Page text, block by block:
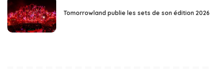
Tomorrowland publie les sets de son édition 2026